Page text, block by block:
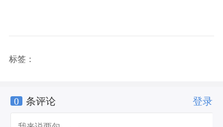
标签：
0 条评论 登录